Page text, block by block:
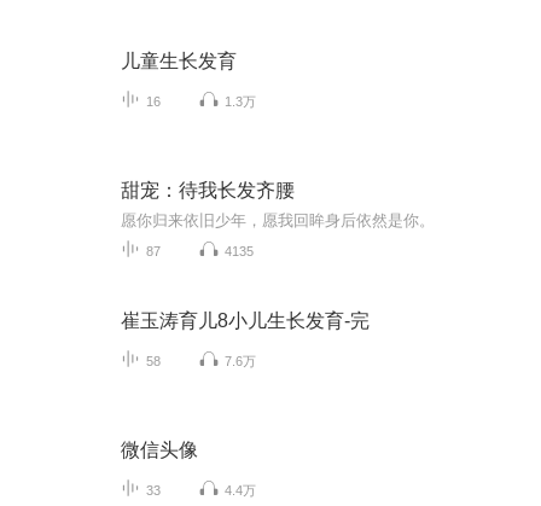
儿童生长发育
16 1.3万
甜宠：待我长发齐腰
愿你归来依旧少年，愿我回眸身后依然是你。
87 4135
崔玉涛育儿8小儿生长发育-完
58 7.6万
微信头像
33 4.4万